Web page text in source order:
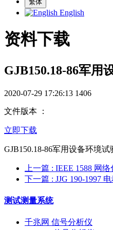
繁体
English
资料下载
GJB150.18-86军用
2020-07-29 17:26:13 1406
文件版本 ：
立即下载
GJB150.18-86军用设备环境试
上一篇 : IEEE 1588 网
下一篇 : JJG 190-1997
测试测量系统
千兆网 信号分析仪